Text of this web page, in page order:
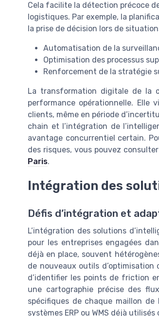
Cela facilite la détection précoce
logistiques. Par exemple, la
la prise de décision lors de
Automatisation de la
Optimisation des processus
Renforcement de la stratégie
La transformation digitale de la
performance opérationnelle.
clients, même en période
chain et l’intégration de
avantage concurrentiel certain.
des risques, vous pouvez consulter
Paris.
Intégration des
Défis d’intégration et
L’intégration des solutions
pour les entreprises engagées
déjà en place, souvent
de nouveaux outils
d’identifier les points de friction
une cartographie précise des
spécifiques de chaque maillon
systèmes ERP ou WMS déjà